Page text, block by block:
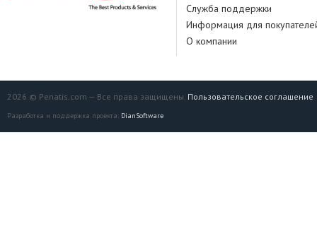
Служба поддержки
Информация для
О компании
2026 © Penatis.com — Все права защищены. Пользовательское соглашение
Разработка и поддержка проекта: DianSoftware